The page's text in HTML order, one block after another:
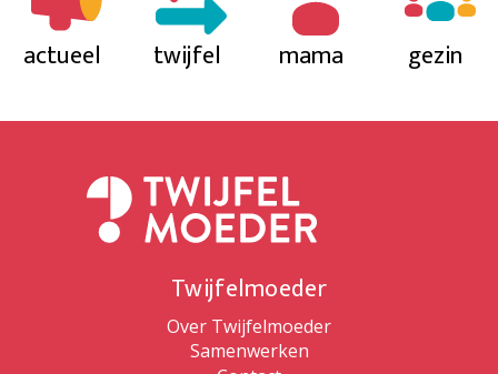
actueel twijfel mama gezin
Twijfelmoeder
Over Twijfelmoeder
Samenwerken